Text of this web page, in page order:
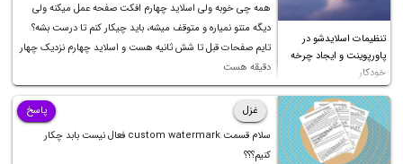
تنظیمات اسلایدشو در
پاورپوینت و ایجاد چرخه
خودکار
همه چی خوبه ولی اسلاید چهارم افکت صفحه عمل میکنه ولی
دیگه متنو نمیاره و متوقف میشه، باید چیکار کنم تا درست بشه؟
تایم صفحات قبل تا شش ثانیه هست و اسلاید چهارم نزدیک چهار
دقیقه هست
غزل
سلام قسمت custom watermark فعال نیست بابد چکار
کنیم؟؟؟
پاسخ